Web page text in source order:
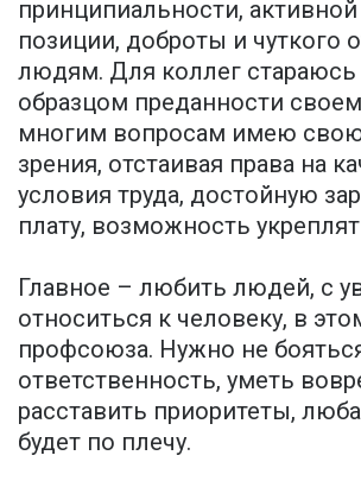
принципиальности,
позиции, доброты и чуткого
людям. Для коллег
образцом преданности
многим вопросам имею
зрения, отстаивая права на
условия труда, достойную
плату, возможность
Главное – любить людей, с
относиться к человеку, в
профсоюза. Нужно не
ответственность, уметь
расставить приоритеты,
будет по плечу.